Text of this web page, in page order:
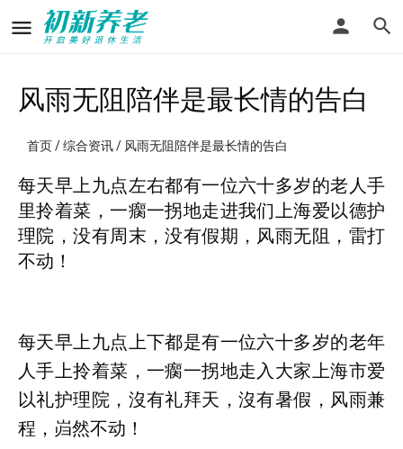
风雨无阻陪伴是最长情的告白
首页/综合资讯/ 风雨无阻陪伴是最长情的告白
每天早上九点左右都有一位六十多岁的老人手
里拎着菜，一瘸一拐地走进我们上海爱以德护
理院，没有周末，没有假期，风雨无阻，雷打
不动！
每天早上九点上下都是有一位六十多岁的老年
人手上拎着菜，一瘸一拐地走入大家上海市爱
以礼护理院，沒有礼拜天，沒有暑假，风雨兼
程，岿然不动！